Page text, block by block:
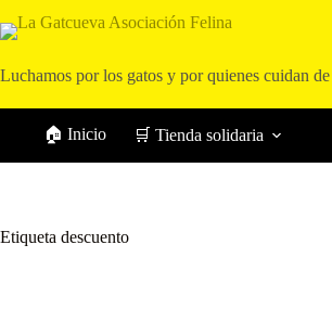
al
Luchamos por los gatos y por quienes cuidan
🏠 Inicio 🛒 Tienda solidaria
Etiqueta descuento